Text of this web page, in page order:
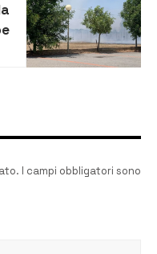
I campi obbligatori sono